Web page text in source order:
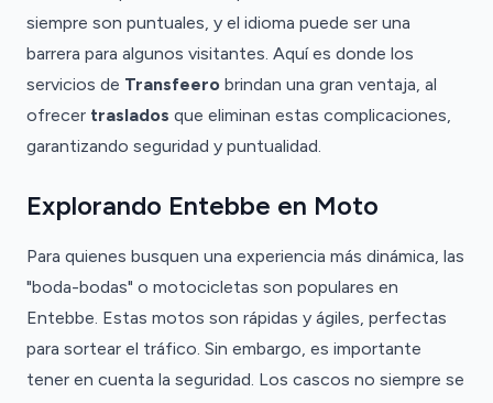
siempre son puntuales, y el idioma puede ser una
barrera para algunos visitantes. Aquí es donde los
servicios de Transfeero brindan una gran ventaja, al
ofrecer traslados que eliminan estas complicaciones,
garantizando seguridad y puntualidad.
Explorando Entebbe en Moto
Para quienes busquen una experiencia más dinámica, las
"boda-bodas" o motocicletas son populares en
Entebbe. Estas motos son rápidas y ágiles, perfectas
para sortear el tráfico. Sin embargo, es importante
tener en cuenta la seguridad. Los cascos no siempre se